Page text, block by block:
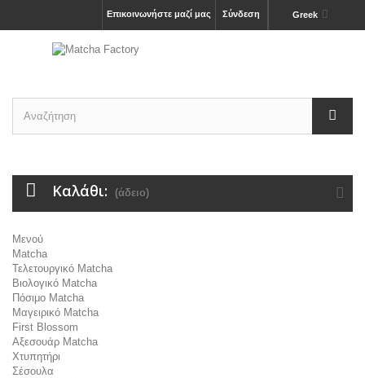
Greek
Σύνδεση
Επικοινωνήστε μαζί μας
Καλάθι: (άδειο)
Μενού
Matcha
Τελετουργικό Matcha
Βιολογικό Matcha
Πόσιμο Matcha
Μαγειρικό Matcha
First Blossom
Αξεσουάρ Μatcha
Χτυπητήρι
Σέσουλα